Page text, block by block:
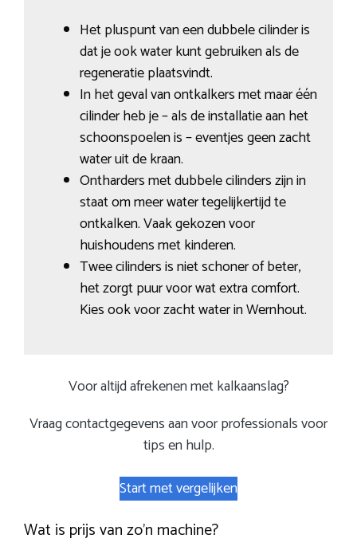
Het pluspunt van een dubbele cilinder is
dat je ook water kunt gebruiken als de
regeneratie plaatsvindt.
In het geval van ontkalkers met maar één
cilinder heb je – als de installatie aan het
schoonspoelen is – eventjes geen zacht
water uit de kraan.
Ontharders met dubbele cilinders zijn in
staat om meer water tegelijkertijd te
ontkalken. Vaak gekozen voor
huishoudens met kinderen.
Twee cilinders is niet schoner of beter,
het zorgt puur voor wat extra comfort.
Kies ook voor zacht water in Wernhout.
Voor altijd afrekenen met kalkaanslag?
Vraag contactgegevens aan voor professionals voor
tips en hulp.
Start met vergelijken
Wat is prijs van zo’n machine?